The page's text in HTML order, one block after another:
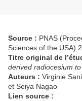
Source : PNAS
Sciences of the USA)
Titre original de
derived radiocesium
Auteurs : Virginie
et Seiya Nagao
Lien source :